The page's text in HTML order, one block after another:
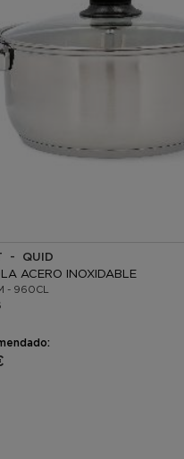
- QUID
ACERO INOXIDABLE
- 960CL